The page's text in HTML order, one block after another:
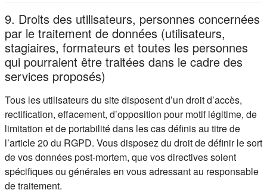
9. Droits des utilisateurs, personnes concernées
par le traitement de données (utilisateurs,
stagiaires, formateurs et toutes les personnes
qui pourraient être traitées dans le cadre des
services proposés)
Tous les utilisateurs du site disposent d’un droit d’accès,
rectification, effacement, d’opposition pour motif légitime, de
limitation et de portabilité dans les cas définis au titre de
l’article 20 du RGPD. Vous disposez du droit de définir le sort
de vos données post-mortem, que vos directives soient
spécifiques ou générales en vous adressant au responsable
de traitement.